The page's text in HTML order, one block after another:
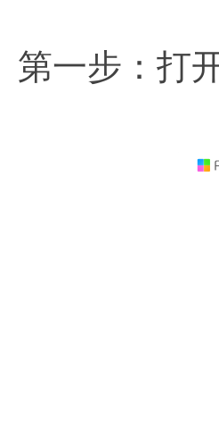
第一步：打